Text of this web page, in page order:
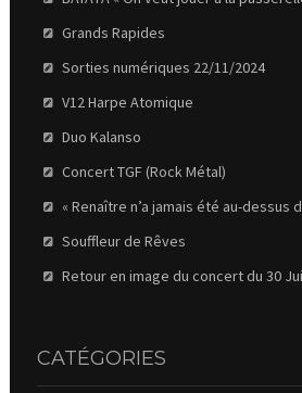
Grands Rapides
Sorties numériques 22/11/2024
V12 Harpe Atomique
Duo Kalanso
Concert TGF (Rock Métal)
« Renaître n’a jamais été au-dessus
Souffleur de Rêves
Retour en image du concert du 30
CATÉGORIES